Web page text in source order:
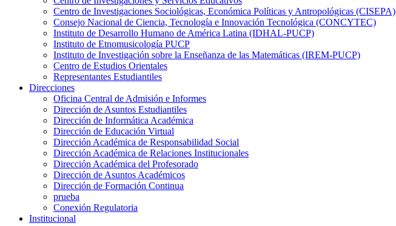
Centro de Investigaciones Sociológicas, Económica Políticas y Antropológicas (CISEPA)
Consejo Nacional de Ciencia, Tecnología e Innovación Tecnológica (CONCYTEC)
Instituto de Desarrollo Humano de América Latina (IDHAL-PUCP)
Instituto de Etnomusicología PUCP
Instituto de Investigación sobre la Enseñanza de las Matemáticas (IREM-PUCP)
Centro de Estudios Orientales
Representantes Estudiantiles
Direcciones
Oficina Central de Admisión e Informes
Dirección de Asuntos Estudiantiles
Dirección de Informática Académica
Dirección de Educación Virtual
Dirección Académica de Responsabilidad Social
Dirección Académica de Relaciones Institucionales
Dirección Académica del Profesorado
Dirección de Asuntos Académicos
Dirección de Formación Continua
prueba
Conexión Regulatoria
Institucional